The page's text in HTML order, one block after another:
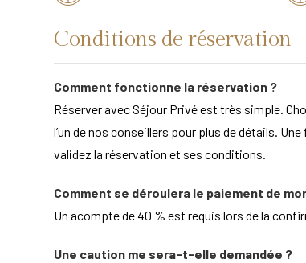
Conditions de réservation
Comment fonctionne la réservation ?
Réserver avec Séjour Privé est très simple.
l’un de nos conseillers pour plus de détails.
validez la réservation et ses conditions.
Comment se déroulera le paiement de
Un acompte de 40 % est requis lors de la
Une caution me sera-t-elle demandée ?